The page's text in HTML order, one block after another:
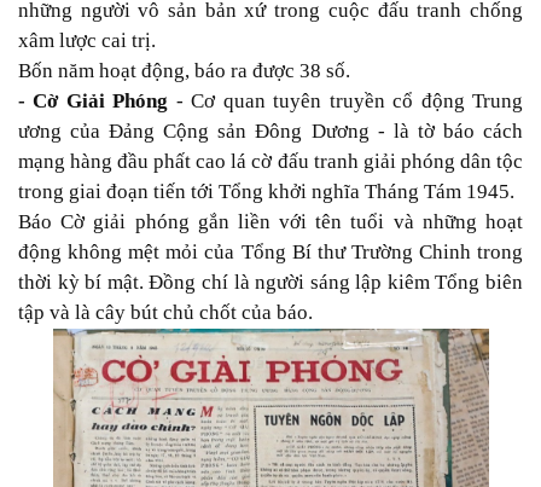
những người vô sản bản xứ trong cuộc đấu tranh chống
xâm lược cai trị.
Bốn năm hoạt động, báo ra được 38 số.
- Cờ Giải Phóng - Cơ quan tuyên truyền cổ động Trung
ương của Đảng Cộng sản Đông Dương - là tờ báo cách
mạng hàng đầu phất cao lá cờ đấu tranh giải phóng dân tộc
trong giai đoạn tiến tới Tổng khởi nghĩa Tháng Tám 1945.
Báo Cờ giải phóng gắn liền với tên tuổi và những hoạt
động không mệt mỏi của Tổng Bí thư Trường Chinh trong
thời kỳ bí mật. Đồng chí là người sáng lập kiêm Tổng biên
tập và là cây bút chủ chốt của báo.